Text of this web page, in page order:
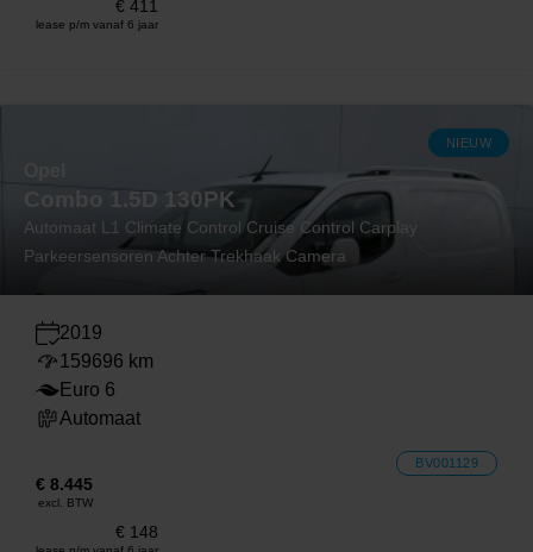
€ 411
lease p/m vanaf 6 jaar
NIEUW
Combo 1.5D 130PK
Automaat L1 Climate Control Cruise Control Carplay
Parkeersensoren Achter Trekhaak Camera
2019
159696 km
Euro 6
Automaat
BV001129
€ 8.445
excl. BTW
€ 148